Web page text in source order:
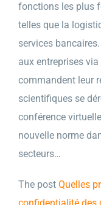
fonctions les plus
telles que la
services
aux entreprises
commandent leur
scientifiques se
conférence
nouvelle norme
secteurs…
The post Quelles